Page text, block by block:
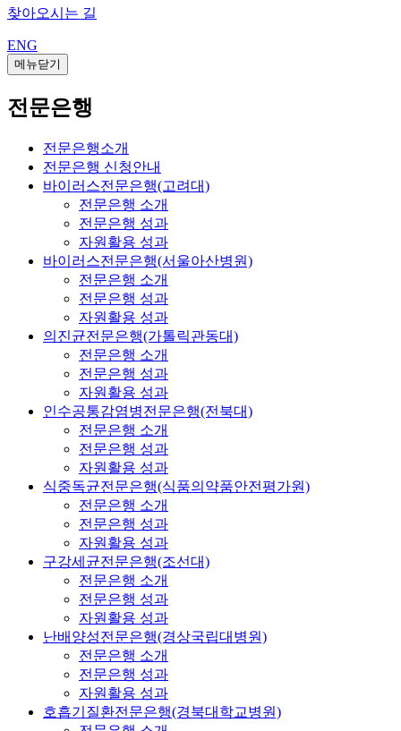
찾아오시는 길
ENG
메뉴닫기
전문은행
전문은행소개
전문은행 신청안내
바이러스전문은행(고려대)
전문은행 소개
전문은행 성과
자원활용 성과
바이러스전문은행(서울아산병원)
전문은행 소개
전문은행 성과
자원활용 성과
의진균전문은행(가톨릭관동대)
전문은행 소개
전문은행 성과
자원활용 성과
인수공통감염병전문은행(전북대)
전문은행 소개
전문은행 성과
자원활용 성과
식중독균전문은행(식품의약품안전평가원)
전문은행 소개
전문은행 성과
자원활용 성과
구강세균전문은행(조선대)
전문은행 소개
전문은행 성과
자원활용 성과
난배양성전문은행(경상국립대병원)
전문은행 소개
전문은행 성과
자원활용 성과
호흡기질환전문은행(경북대학교병원)